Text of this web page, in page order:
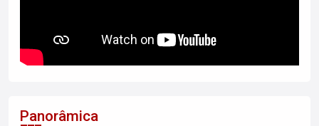
Panorâmica